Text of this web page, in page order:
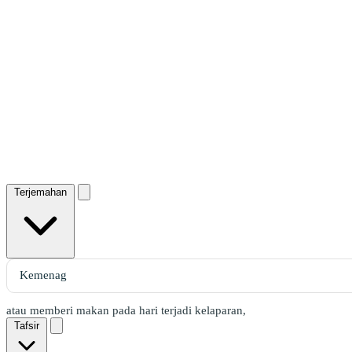
Terjemahan
atau memberi makan pada hari terjadi kelaparan,
Tafsir